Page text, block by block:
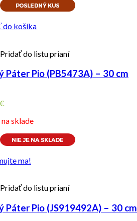
do košíka
Pridať do listu prianí
Páter Pio (PB5473A) – 30 cm
€
sklade
ma!
Pridať do listu prianí
Páter Pio (JS919492A) – 30 cm